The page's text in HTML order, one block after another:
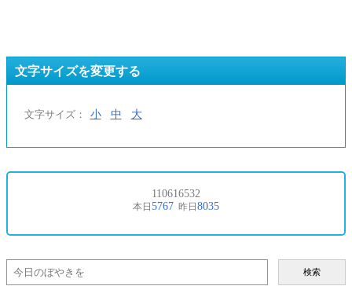
文字サイズを変更する
文字サイズ： 小 中 大
検索